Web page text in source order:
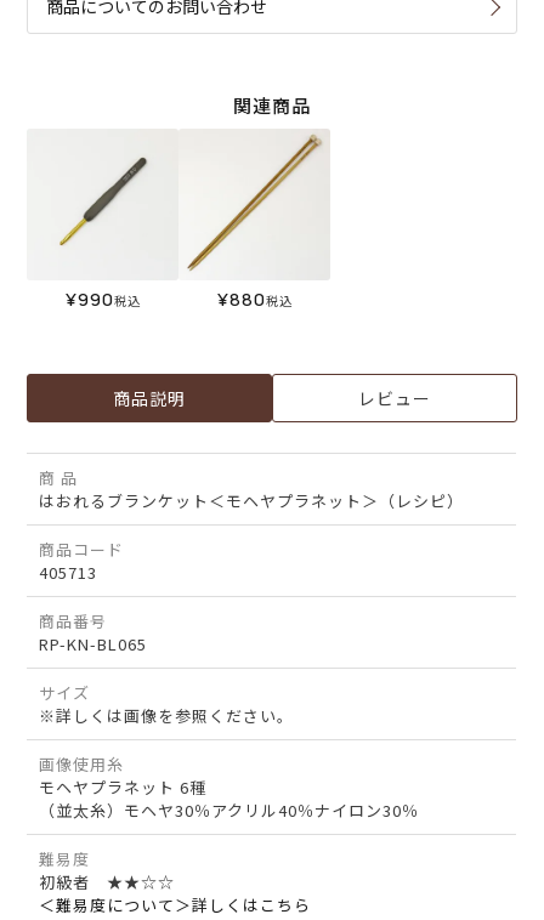
商品についてのお問い合わせ
関連商品
¥990税込 ¥880税込
商品説明 レビュー
商 品
はおれるブランケット＜モヘヤプラネット＞（レシピ）
商品コード
405713
商品番号
RP-KN-BL065
サイズ
※詳しくは画像を参照ください。
画像使用糸
モヘヤプラネット 6種
（並太糸）モヘヤ30％アクリル40％ナイロン30％
難易度
初級者 ★★☆☆
＜難易度について＞詳しくはこちら